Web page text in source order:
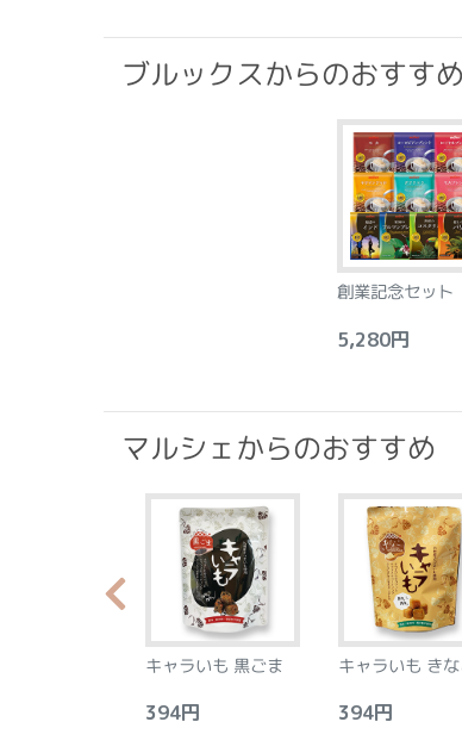
ブルックスからのおすすめ
創業記念セット
5,280円
マルシェからのおすすめ
キャラいも 黒ごま
394円
キャラいも きな
394円